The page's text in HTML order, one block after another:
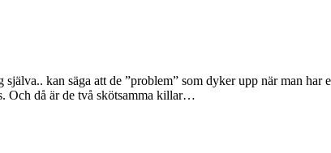
kan säga att de ”problem” som dyker upp när man har
Och då är de två skötsamma killar…